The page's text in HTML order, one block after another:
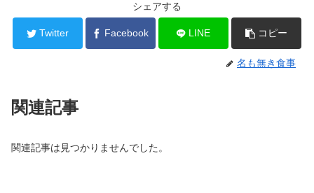
シェアする
Twitter Facebook LINE コピー
名も無き食事
関連記事
関連記事は見つかりませんでした。